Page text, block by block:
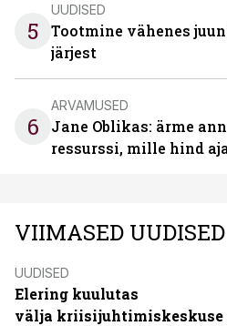
5
UUDISED
Tootmine vähenes
järjest
6
ARVAMUSED
Jane Oblikas: ärme
ressurssi, mille hind
VIIMASED UUDISED
UUDISED
Elering kuulutas
välja kriisijuhtimiskeskuse